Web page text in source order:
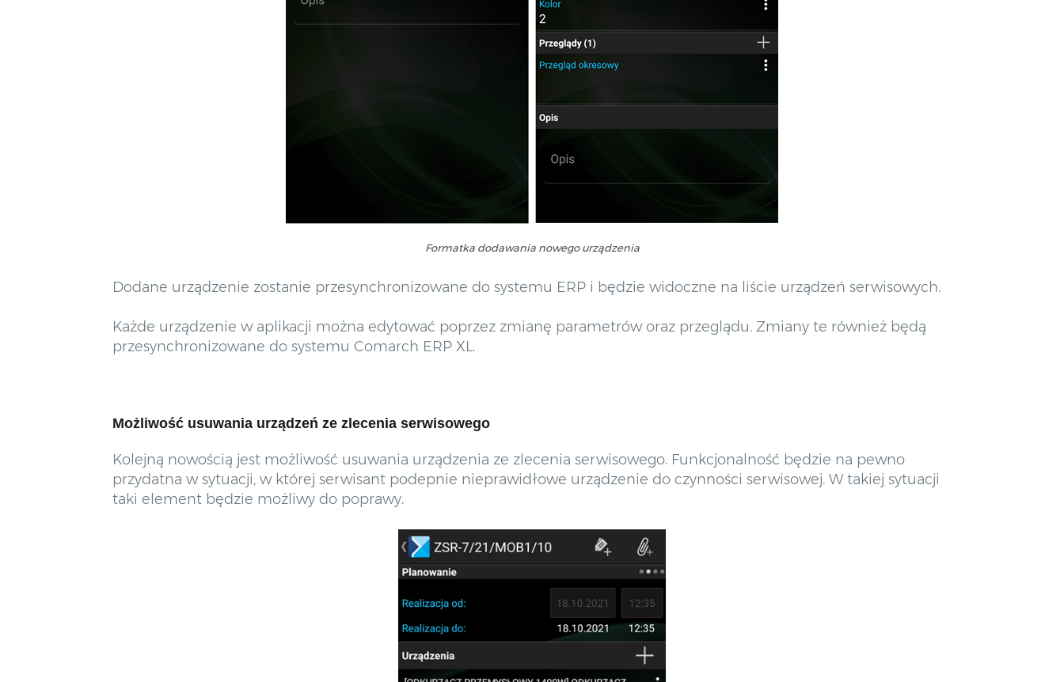
Formatka dodawania nowego urządzenia
Dodane urządzenie zostanie przesynchronizowane do systemu ERP i będzie widoczne na liście urządzeń serwisowych.
Każde urządzenie w aplikacji można edytować poprzez zmianę parametrów oraz przeglądu. Zmiany te również będą
przesynchronizowane do systemu Comarch ERP XL.
Możliwość usuwania urządzeń ze zlecenia serwisowego
Kolejną nowością jest możliwość usuwania urządzenia ze zlecenia serwisowego. Funkcjonalność będzie na pewno
przydatna w sytuacji, w której serwisant podepnie nieprawidłowe urządzenie do czynności serwisowej. W takiej sytuacji
taki element będzie możliwy do poprawy.